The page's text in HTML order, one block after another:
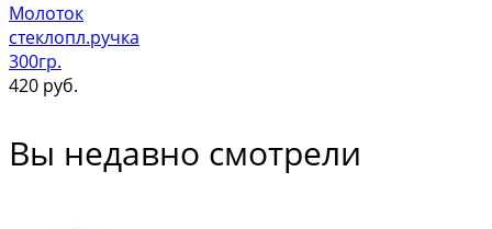
Молоток
стеклопл.ручка
300гр.
420 руб.
Вы недавно смотрели